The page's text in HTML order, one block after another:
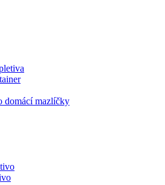
domácí mazlíčky